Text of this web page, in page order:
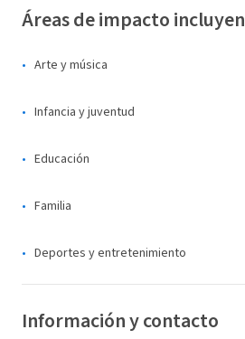
Áreas de impacto incluyen
Arte y música
Infancia y juventud
Educación
Familia
Deportes y entretenimiento
Información y contacto